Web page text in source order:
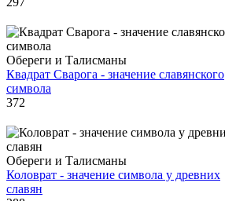
Обереги и Талисманы
Квадрат Сварога - значение славянского
символа
372
Обереги и Талисманы
Коловрат - значение символа у древних
славян